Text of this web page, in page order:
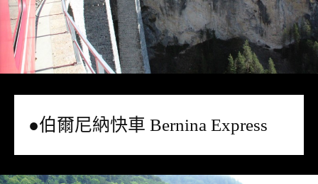
●伯爾尼納快車 Bernina Express